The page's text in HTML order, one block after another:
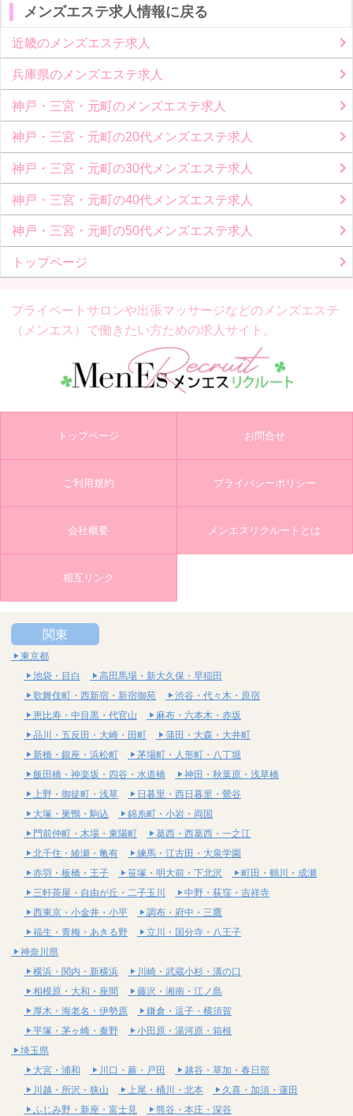
メンズエステ求人情報に戻る
近畿のメンズエステ求人
兵庫県のメンズエステ求人
神戸・三宮・元町のメンズエステ求人
神戸・三宮・元町の20代メンズエステ求人
神戸・三宮・元町の30代メンズエステ求人
神戸・三宮・元町の40代メンズエステ求人
神戸・三宮・元町の50代メンズエステ求人
トップページ
プライベートサロンや出張マッサージなどの メンズエステ
（メンエス）で働きたい方ための求人サイト。
トップページ お問合せ
ご利用規約 プライバシーポリシー
会社概要 メンエスリクルートとは
相互リンク
関東
東京都
池袋・目白
高田馬場・新大久保・早稲田
歌舞伎町・西新宿・新宿御苑
渋谷・代々木・原宿
恵比寿・中目黒・代官山
麻布・六本木・赤坂
品川・五反田・大崎・田町
蒲田・大森・大井町
新橋・銀座・浜松町
茅場町・人形町・八丁堀
飯田橋・神楽坂・四谷・水道橋
神田・秋葉原・浅草橋
上野・御徒町・浅草
日暮里・西日暮里・鶯谷
大塚・巣鴨・駒込
錦糸町・小岩・両国
門前仲町・木場・東陽町
葛西・西葛西・一之江
北千住・綾瀬・亀有
練馬・江古田・大泉学園
赤羽・板橋・王子
笹塚・明大前・下北沢
町田・鶴川・成瀬
三軒茶屋・自由が丘・二子玉川
中野・荻窪・吉祥寺
西東京・小金井・小平
調布・府中・三鷹
福生・青梅・あきる野
立川・国分寺・八王子
神奈川県
横浜・関内・新横浜
川崎・武蔵小杉・溝の口
相模原・大和・座間
藤沢・湘南・江ノ島
厚木・海老名・伊勢原
鎌倉・逗子・横須賀
平塚・茅ヶ崎・秦野
小田原・湯河原・箱根
埼玉県
大宮・浦和
川口・蕨・戸田
越谷・草加・春日部
川越・所沢・狭山
上尾・桶川・北本
久喜・加須・蓮田
ふじみ野・新座・富士見
熊谷・本庄・深谷